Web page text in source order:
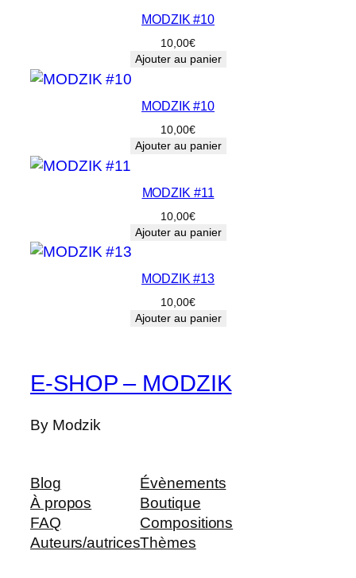
K
MODZIK #10
10,00€
Ajouter au panier
MODZIK #10
10,00€
Ajouter au panier
MODZIK #11
10,00€
Ajouter au panier
MODZIK #13
10,00€
Ajouter au panier
E-SHOP – MODZIK
By Modzik
Blog
À propos
FAQ
Auteurs/autrices
Évènements
Boutique
Compositions
Thèmes